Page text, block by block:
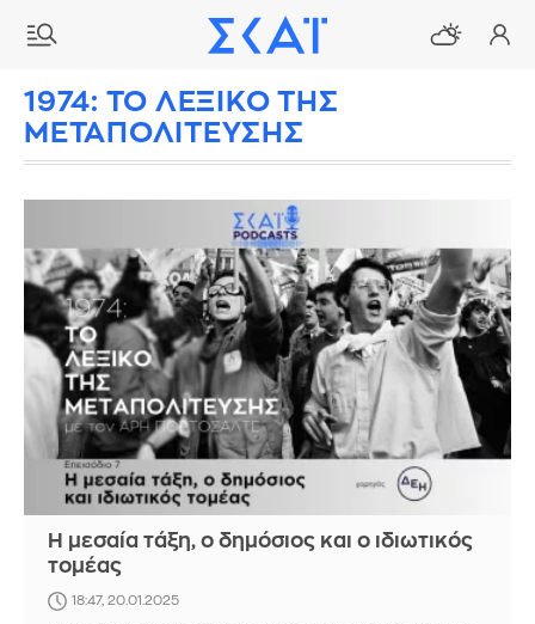
1974: ΤΟ ΛΕΞΙΚΟ ΤΗΣ
ΜΕΤΑΠΟΛΙΤΕΥΣΗΣ
Η μεσαία τάξη, ο δημόσιος και ο ιδιωτικός
τομέας
18:47, 20.01.2025